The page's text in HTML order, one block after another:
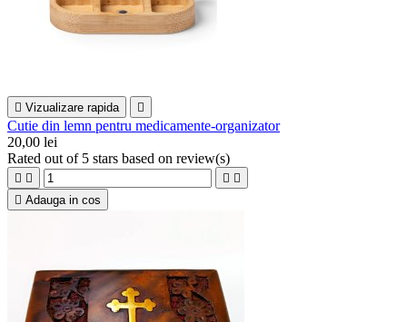
 Vizualizare rapida 
Cutie din lemn pentru medicamente-organizator
20,00 lei
Rated out of 5 stars based on review(s)
   
 Adauga in cos